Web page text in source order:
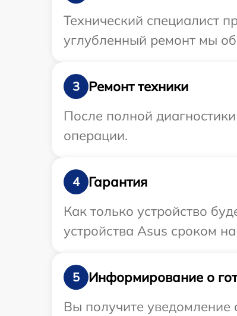
Технический специалист
углубленный ремонт мы
3
Ремонт техники
После полной
операции.
4
Гарантия
Как только устройство
устройства Asus сроком
5
Информирование о
Вы получите уведомление